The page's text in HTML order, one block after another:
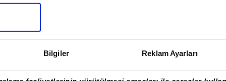
Bilgiler Reklam Ayarları
İşte o sözler...
Video
Bir taraf
Sonraki
Arnavut